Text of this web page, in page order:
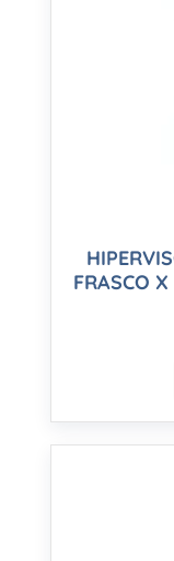
FRASCO